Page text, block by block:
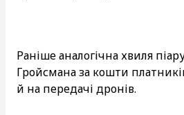
Раніше аналогічна хвиля
Гройсмана за кошти
й на передачі дронів.